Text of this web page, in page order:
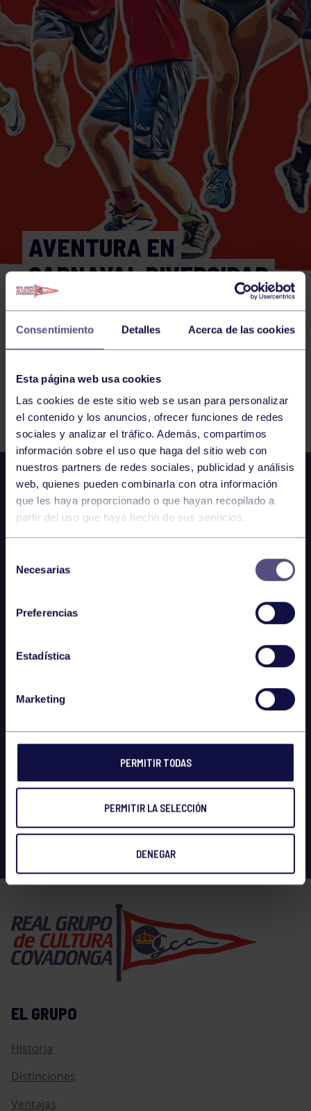
Consentimiento Detalles Acerca de las cookies
Esta página web usa cookies
Las cookies de este sitio web se usan para personalizar
el contenido y los anuncios, ofrecer funciones de redes
sociales y analizar el tráfico. Además, compartimos
información sobre el uso que haga del sitio web con
nuestros partners de redes sociales, publicidad y análisis
web, quienes pueden combinarla con otra información
que les haya proporcionado o que hayan recopilado a
partir del uso que haya hecho de sus servicios.
Necesarias
Preferencias
Estadística
Marketing
PERMITIR TODAS
PERMITIR LA SELECCIÓN
DENEGAR
AVENTURA EN
CARNAVAL DIVERSIDAD
FUNCIONAL 20 DE
FEBRERO
Actividades deportivas
Comparte
EL GRUPO
Historia
Distinciones
Ventajas